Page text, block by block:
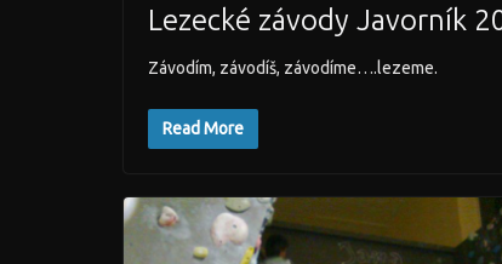
Lezecké závody Javorník
Závodím, závodíš, závodíme….lezeme.
Read More